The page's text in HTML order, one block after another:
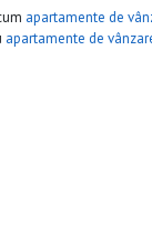
apartamente de
apartamente de